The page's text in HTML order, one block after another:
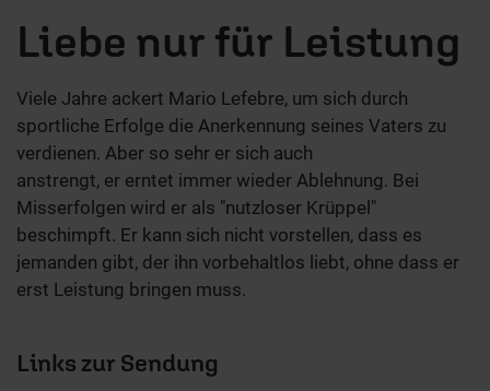
Liebe nur für Leistung
Viele Jahre ackert Mario Lefebre, um sich durch
sportliche Erfolge die Anerkennung seines Vaters zu
verdienen. Aber so sehr er sich auch
anstrengt, er erntet immer wieder Ablehnung. Bei
Misserfolgen wird er als "nutzloser Krüppel"
beschimpft. Er kann sich nicht vorstellen, dass es
jemanden gibt, der ihn vorbehaltlos liebt, ohne dass er
erst Leistung bringen muss.
Links zur Sendung